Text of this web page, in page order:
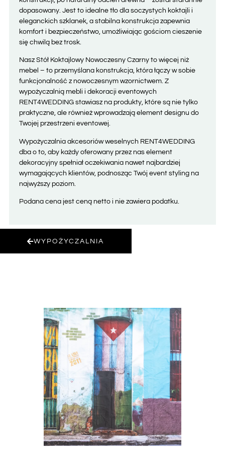
dopasowany. Jest to idealne tło dla soczystych koktajli i
eleganckich szklanek, a stabilna konstrukcja zapewnia
komfort i bezpieczeństwo, umożliwiając gościom cieszenie
się chwilą bez trosk.
Nasz Stół Koktajlowy Nowoczesny Czarny to więcej niż
mebel – to przemyślana konstrukcja, która łączy w sobie
funkcjonalność z nowoczesnym wzornictwem. Z
wypożyczalnią mebli i dekoracji eventowych
RENT4WEDDING stawiasz na produkty, które są nie tylko
praktyczne, ale również wprowadzają element designu do
Twojej przestrzeni eventowej.
Wypożyczalnia akcesoriów weselnych RENT4WEDDING
dba o to, aby każdy oferowany przez nas element
dekoracyjny spełniał oczekiwania nawet najbardziej
wymagających klientów, podnosząc Twój event styling na
najwyższy poziom.
Podana cena jest ceną netto i nie zawiera podatku.
WYPOŻYCZALNIA